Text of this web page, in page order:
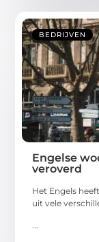
BEDRIJVEN
Engelse
veroverd
Het Engels
uit vele
...